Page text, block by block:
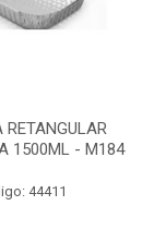
RETANGULAR
1500ML - M184
44411